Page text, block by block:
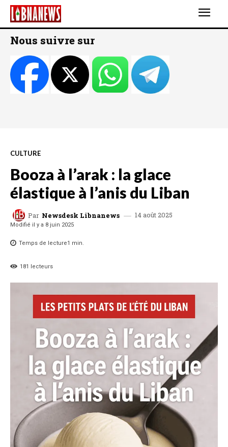
Nous suivre sur
CULTURE
Booza à l’arak : la glace
élastique à l’anis du Liban
Par Newsdesk Libnanews 14 août 2025
Modifié il y a 8 juin 2025
Temps de lecture1 min.
181 lecteurs